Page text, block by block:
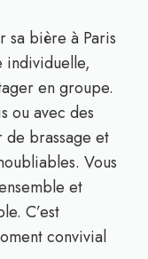
sa bière à Paris
individuelle,
en groupe.
ou avec des
brassage et
Vous
et
C’est
convivial